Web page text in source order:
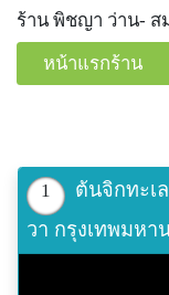
ร้าน พิชญา ว่าน- ส
หน้าแรกร้าน
1
ต้นจิกทะเ
วา กรุงเทพมหา